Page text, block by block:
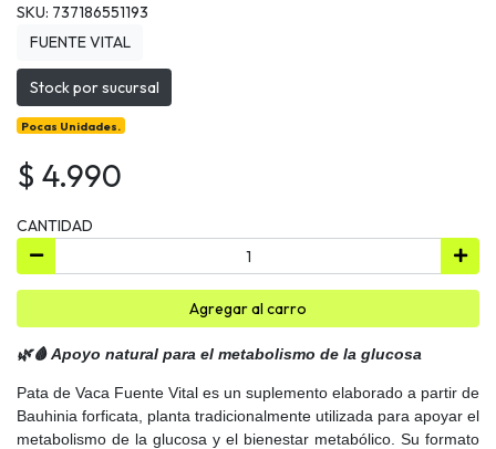
SKU: 737186551193
FUENTE VITAL
Stock por sucursal
Pocas Unidades.
$ 4.990
CANTIDAD
Agregar al carro
🌿🩸 Apoyo natural para el metabolismo de la glucosa
Pata de Vaca Fuente Vital es un suplemento elaborado a partir de
Bauhinia forficata, planta tradicionalmente utilizada para apoyar el
metabolismo de la glucosa y el bienestar metabólico. Su formato